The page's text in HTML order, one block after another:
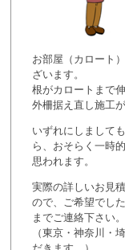
お部屋（カロート
ざいます。
根がカロートまで
外柵据え直し施工
いずれにしまして
ら、おそらく一時
思われます。
実際の詳しいお見
ので、ご希望でし
までご連絡下さい
（東京・神奈川・